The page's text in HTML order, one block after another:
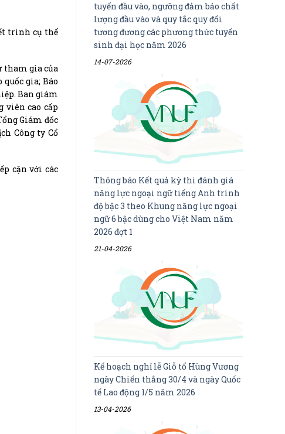
trình cụ thể
tham gia của
gia; Báo
Ban giám
viên cao cấp
Giám đốc
Công ty Cổ
cận với các
tuyển đầu vào, ngưỡng đảm bảo chất
lượng đầu vào và quy tắc quy đổi
tương đương các phương thức tuyển
sinh đại học năm 2026
14-07-2026
Thông báo Kết quả kỳ thi đánh giá
năng lực ngoại ngữ tiếng Anh trình
độ bậc 3 theo Khung năng lực ngoại
ngữ 6 bậc dùng cho Việt Nam năm
2026 đợt 1
21-04-2026
Kế hoạch nghỉ lễ Giỗ tổ Hùng Vương
ngày Chiến thắng 30/4 và ngày Quốc
tế Lao động 1/5 năm 2026
13-04-2026